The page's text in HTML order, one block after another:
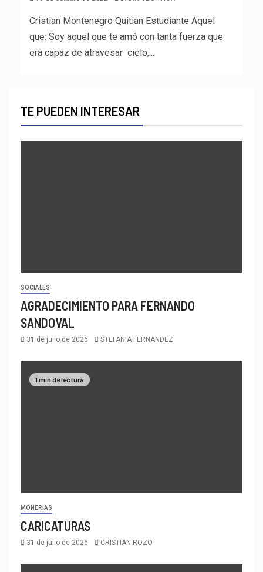
Cristian Montenegro Quitian Estudiante Aquel
que: Soy aquel que te amó con tanta fuerza que
era capaz de atravesar cielo,...
TE PUEDEN INTERESAR
SOCIALES
AGRADECIMIENTO PARA FERNANDO
SANDOVAL
31 de julio de 2026 STEFANIA FERNANDEZ
1 min de lectura
MONERIÁS
CARICATURAS
31 de julio de 2026 CRISTIAN ROZO